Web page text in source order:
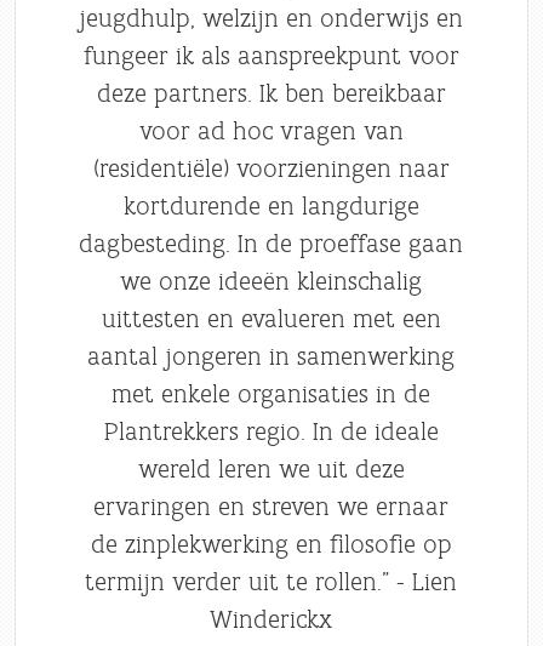
jeugdhulp, welzijn en onderwijs en
fungeer ik als aanspreekpunt voor
deze partners. Ik ben bereikbaar
voor ad hoc vragen van
(residentiële) voorzieningen naar
kortdurende en langdurige
dagbesteding. In de proeffase gaan
we onze ideeën kleinschalig
uittesten en evalueren met een
aantal jongeren in samenwerking
met enkele organisaties in de
Plantrekkers regio. In de ideale
wereld leren we uit deze
ervaringen en streven we ernaar
de zinplekwerking en filosofie op
termijn verder uit te rollen.” - Lien
Winderickx